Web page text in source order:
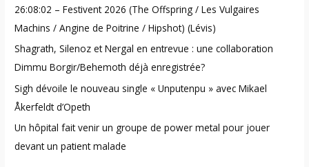
r
:
26:08:02 – Festivent 2026 (The Offspring / Les Vulgaires
Machins / Angine de Poitrine / Hipshot) (Lévis)
Shagrath, Silenoz et Nergal en entrevue : une collaboration
Dimmu Borgir/Behemoth déjà enregistrée?
Sigh dévoile le nouveau single « Unputenpu » avec Mikael
Åkerfeldt d’Opeth
Un hôpital fait venir un groupe de power metal pour jouer
devant un patient malade